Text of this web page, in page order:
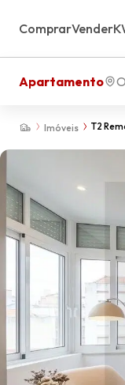
ComprarVender
Imóveis T2
Apartamento